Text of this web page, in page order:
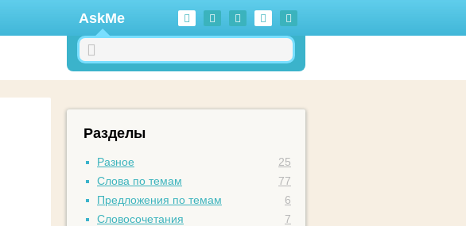
AskMe
Разделы
Разное
25
Слова по темам
77
Предложения по темам
6
Словосочетания
7